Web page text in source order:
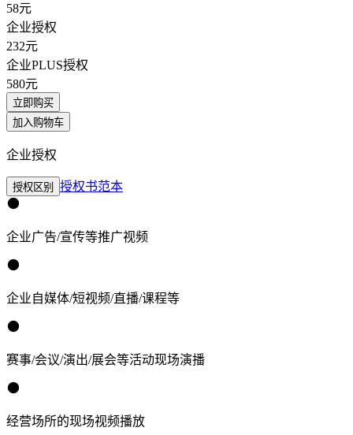
58元
企业授权
232元
企业PLUS授权
580元
立即购买
加入购物车
企业授权
授权区别 授权书范本
企业广告/宣传等推广视频
企业自媒体/短视频/直播/课程等
赛事/会议/演出/展会等活动现场演播
经营场所的现场视频播放